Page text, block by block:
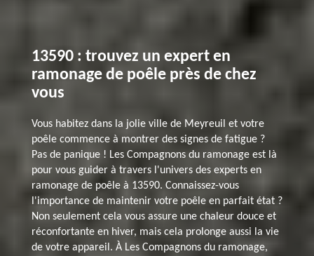
13590 : trouvez un expert en
ramonage de poêle près de chez
vous
Vous habitez dans la jolie ville de Meyreuil et votre
poêle commence à montrer des signes de fatigue ?
Pas de panique ! Les Compagnons du ramonage est là
pour vous guider à travers l'univers des experts en
ramonage de poêle à 13590. Connaissez-vous
l'importance de maintenir votre poêle en parfait état ?
Non seulement cela vous assure une chaleur douce et
réconfortante en hiver, mais cela prolonge aussi la vie
de votre appareil. À Les Compagnons du ramonage,